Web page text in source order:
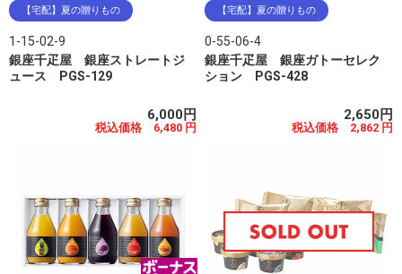
【宅配】夏の贈りもの
1-15-02-9
銀座千疋屋 銀座ストレートジ
ュース PGS-129
6,000円
税込価格 6,480 円
【宅配】夏の贈りもの
0-55-06-4
銀座千疋屋 銀座ガトーセレク
ション PGS-428
2,650円
税込価格 2,862 円